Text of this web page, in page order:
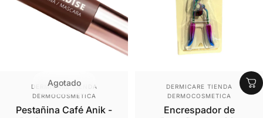
Agotado
Proveedor:
DERMICARE TIENDA
DERMOCOSMETICA
Pestañina Café Anik -
Proveedor:
DERMICARE TIENDA
DERMOCOSMETICA
Encrespador de